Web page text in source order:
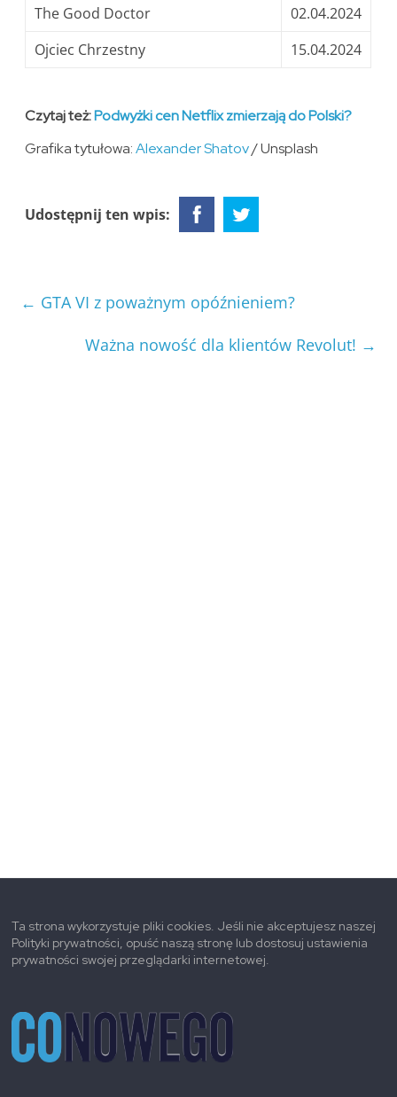
The Good Doctor
02.04.2024
Ojciec Chrzestny
15.04.2024
Czytaj też:Podwyżki cen Netflix zmierzają do Polski?
Grafika tytułowa:Alexander Shatov/ Unsplash
Udostępnij ten wpis:
← GTA VI z poważnym opóźnieniem?
Ważna nowość dla klientów Revolut! →
Ta strona wykorzystuje pliki cookies. Jeśli nie akceptujesz naszej
Polityki prywatności, opuść naszą stronę lub dostosuj ustawienia
prywatności swojej przeglądarki internetowej.